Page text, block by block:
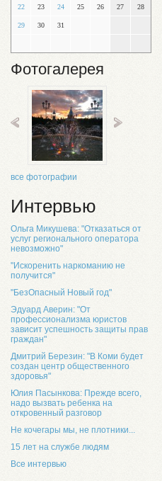
22 23 24 25 26 27 28
29 30 31
Фотогалерея
все фотографии
Интервью
Ольга Микушева: "Отказаться от
услуг регионального оператора
невозможно"
"Искоренить наркоманию не
получится"
"БезОпасный Новый год"
Эдуард Аверин: "От
профессионализма юристов
зависит успешность защиты прав
граждан"
Дмитрий Березин: "В Коми будет
создан центр общественного
здоровья"
Юлия Пасынкова: Прежде всего,
надо вызвать ребенка на
откровенный разговор
Не кочегары мы, не плотники...
15 лет на службе людям
Все интервью